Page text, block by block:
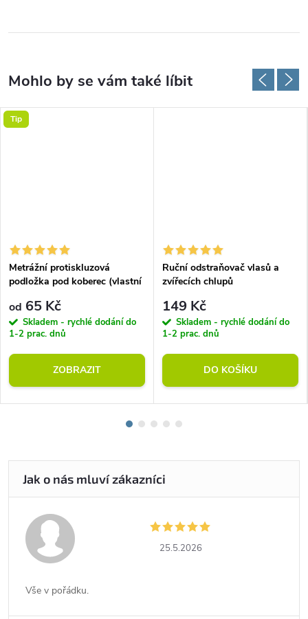
Tip
Metrážní protiskluzová
podložka pod koberec (vlastní
od 65 Kč
Skladem - rychlé dodání do
1-2 prac. dnů
ZOBRAZIT
Ruční odstraňovač vlasů a
zvířecích chlupů
149 Kč
Skladem - rychlé dodání do
1-2 prac. dnů
DO KOŠÍKU
25.5.2026
Vše v pořádku.